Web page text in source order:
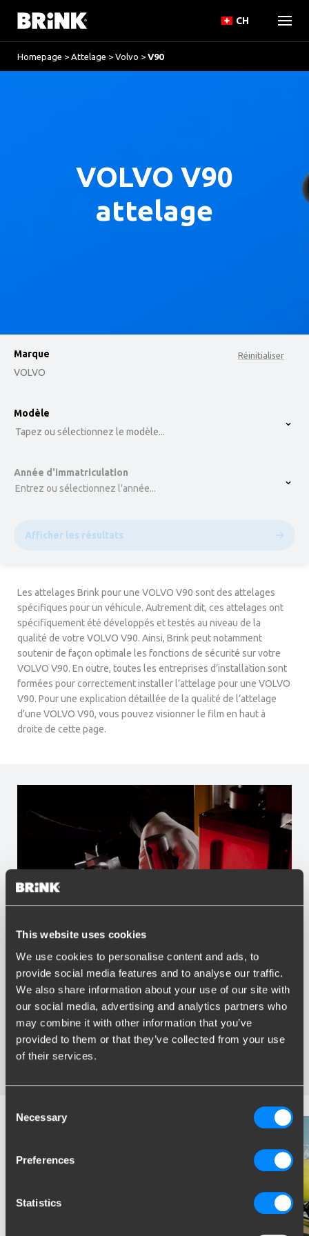
This website uses cookies
We use cookies to personalise content and ads, to
provide social media features and to analyse our traffic.
We also share information about your use of our site with
our social media, advertising and analytics partners who
may combine it with other information that you’ve
provided to them or that they’ve collected from your use
of their services.
Selection
Necessary
Preferences
Statistics
CH
Homepage > Attelage > Volvo > V90
VOLVO V90
attelage
Réinitialiser
Marque
VOLVO
option , selected.
Modèle
Tapez ou sélectionnez le modèle...
Année d'immatriculation
Entrez ou sélectionnez l'année...
Afficher les résultats
Les attelages Brink pour une VOLVO V90 sont des attelages
spécifiques pour un véhicule. Autrement dit, ces attelages ont
spécifiquement été développés et testés au niveau de la
qualité de votre VOLVO V90. Ainsi, Brink peut notamment
soutenir de façon optimale les fonctions de sécurité sur votre
VOLVO V90. En outre, toutes les entreprises d’installation sont
formées pour correctement installer l’attelage pour une VOLVO
V90. Pour une explication détaillée de la qualité de l’attelage
d’une VOLVO V90, vous pouvez visionner le film en haut à
droite de cette page.
Avantages de Brink
Le plus vaste assortiment en France
Attelage spécialement développé pour votre véhicule
Attelages certifies fiable
Installation près de chez vous
Testés dans des conditions extrêmes